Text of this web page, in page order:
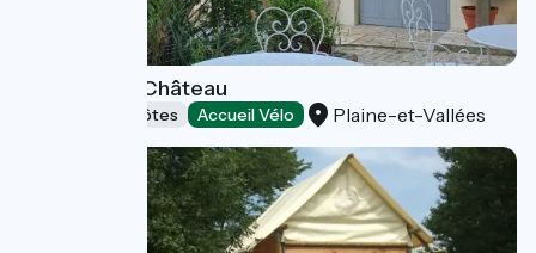
Le Relais du Château
Chambres d'Hôtes Accueil Vélo Plaine-et-Vallées